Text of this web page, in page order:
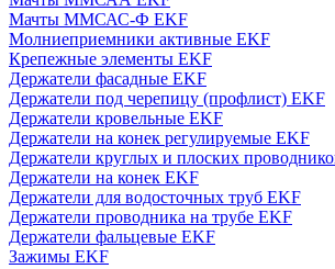
Мачты ММСАС-Ф EKF
Молниеприемники активные EKF
Крепежные элементы EKF
Держатели фасадные EKF
Держатели под черепицу (профлист) EKF
Держатели кровельные EKF
Держатели на конек регулируемые EKF
Держатели круглых и плоских
Держатели на конек EKF
Держатели для водосточных труб EKF
Держатели проводника на трубе EKF
Держатели фальцевые EKF
Зажимы EKF